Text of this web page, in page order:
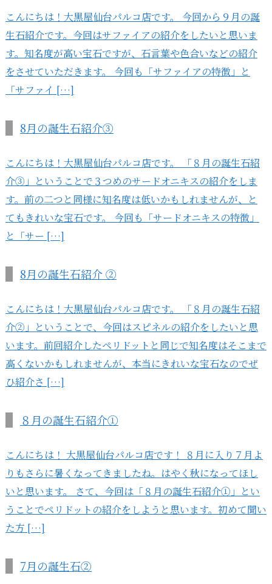
こんにちは！大黒屋仙台パルコ店です。 今回から９月の誕
生石紹介です。今回はサファイアの紹介をしたいと思いま
す。知名度が高い宝石ですが、石言葉や色合いなどの紹介
をさせていただきます。 今回も「サファイアの特徴」と
「サファイ […]
8月の誕生石紹介③
こんにちは！大黒屋仙台パルコ店です。 「８月の誕生石紹
介③」ということで３つめのサードオニキスの紹介をしま
す。前の二つと同様に知名度は低いかもしれませんが、と
てもきれいな宝石です。 今回も「サードオニキスの特徴」
と「サー […]
8月の誕生石紹介 ②
こんにちは！大黒屋仙台パルコ店です。 「８月の誕生石紹
介②」ということで、今回はスピネルの紹介をしたいと思
います。前回紹介したペリドットと同じで知名度はそこまで
高くないかもしれませんが、本当にきれいな宝石なのでぜ
ひ紹介さ […]
８月の誕生石紹介①
こんにちは！ 大黒屋仙台パルコ店です！ ８月に入り７月よ
りもさらに暑くなってきましたね。はやく秋になってほし
いと思います。 さて、今回は「８月の誕生石紹介①」とい
うことでペリドットの紹介をしようと思います。初めて聞い
た方 […]
7月の誕生石②